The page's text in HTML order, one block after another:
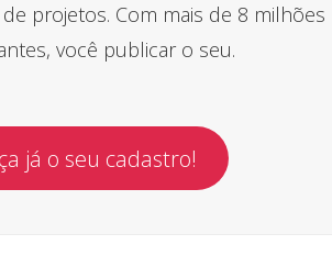
projetos. Com mais de 8 milhões
você publicar o seu.
já o seu cadastro!